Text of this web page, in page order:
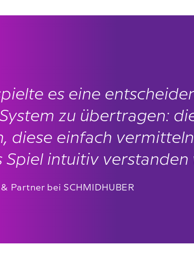
es eine
zu übertragen:
diese einfach
Spiel intuitiv verstanden
Partner bei SCHMIDHUBER